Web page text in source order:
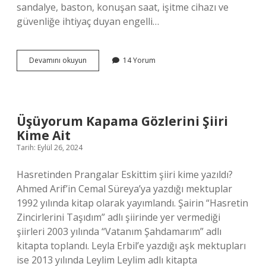
sandalye, baston, konuşan saat, işitme cihazı ve
güvenliğe ihtiyaç duyan engelli…
Devamını okuyun Engelliler
Ücretsiz
14 Yorum
Üşüyorum Kapama Gözlerini Şiiri
Kime Ait
Tarih: Eylül 26, 2024
Hasretinden Prangalar Eskittim şiiri kime yazıldı?
Ahmed Arif’in Cemal Süreya’ya yazdığı mektuplar
1992 yılında kitap olarak yayımlandı. Şairin “Hasretin
Zincirlerini Taşıdım” adlı şiirinde yer vermediği
şiirleri 2003 yılında “Vatanım Şahdamarım” adlı
kitapta toplandı. Leyla Erbil’e yazdığı aşk mektupları
ise 2013 yılında Leylim Leylim adlı kitapta